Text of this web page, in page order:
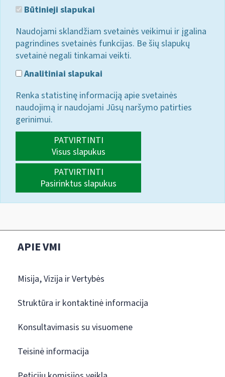
Būtinieji slapukai
Naudojami sklandžiam svetainės veikimui ir įgalina
pagrindines svetainės funkcijas. Be šių slapukų
svetainė negali tinkamai veikti.
Analitiniai slapukai
Renka statistinę informaciją apie svetainės
naudojimą ir naudojami Jūsų naršymo patirties
gerinimui.
PATVIRTINTI
Visus slapukus
PATVIRTINTI
Pasirinktus slapukus
APIE VMI
Misija, Vizija ir Vertybės
Struktūra ir kontaktinė informacija
Konsultavimasis su visuomene
Teisinė informacija